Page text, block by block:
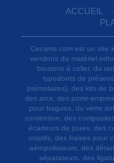
ACCUEIL -
Cecsmo.com est un site
vendons du matériel
boutons à coller, du
typodonts de
prémolaires), des kits de
des arcs, des porte-
pour bagues, du verre
contention, des
écarteurs de joues, des
rotatifs, des fraises pour
aéropolisseurs, des
séparateurs, des